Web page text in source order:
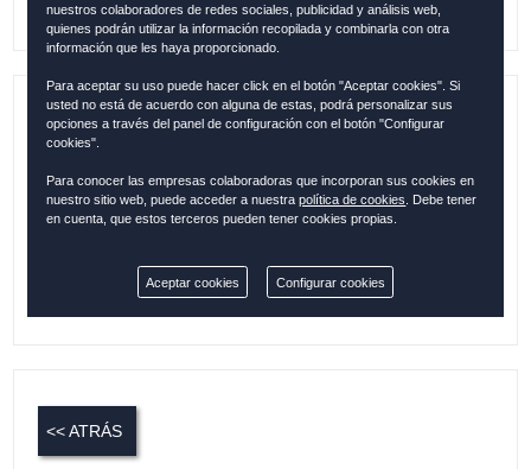
Referencia: BS1054-A
Colección: TOLEDO
<< ATRÁS
nuestros colaboradores de redes sociales, publicidad y análisis web,
quienes podrán utilizar la información recopilada y combinarla con otra
información que les haya proporcionado.
Para aceptar su uso puede hacer click en el botón "Aceptar cookies". Si
usted no está de acuerdo con alguna de estas, podrá personalizar sus
opciones a través del panel de configuración con el botón "Configurar
cookies".
Para conocer las empresas colaboradoras que incorporan sus cookies en
nuestro sitio web, puede acceder a nuestrapolítica de cookies
. Debe tener
en cuenta, que estos terceros pueden tener cookies propias.
Aceptar cookies Configurar cookies